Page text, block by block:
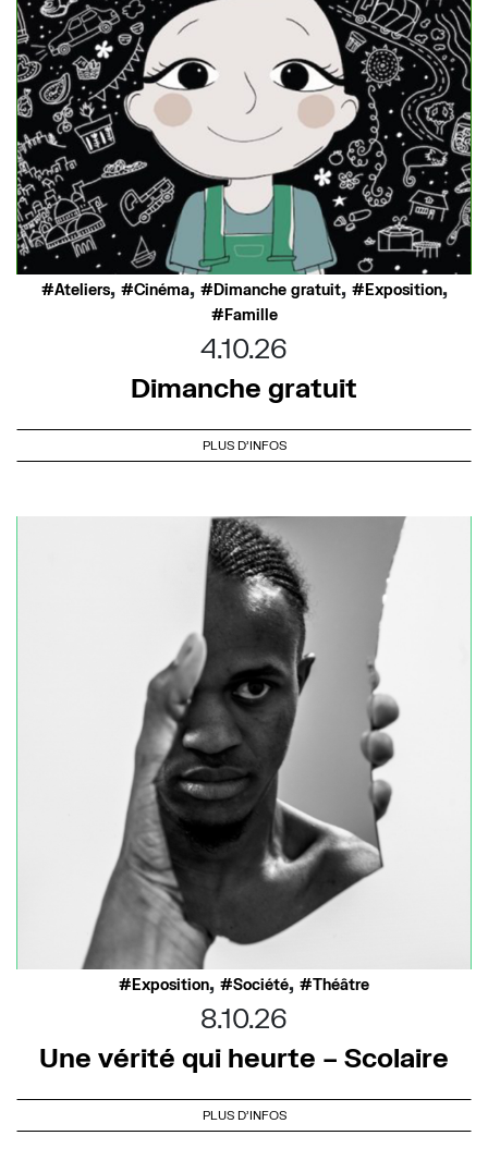
Ateliers, Cinéma, Dimanche gratuit, Exposition,
Famille
4.10.26
Dimanche gratuit
PLUS D'INFOS
Exposition, Société, Théâtre
8.10.26
Une vérité qui heurte – Scolaire
PLUS D'INFOS